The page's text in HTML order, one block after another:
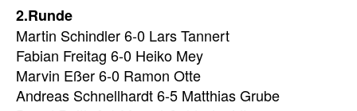
2.Runde
Martin Schindler 6-0 Lars Tannert
Fabian Freitag 6-0 Heiko Mey
Marvin Eßer 6-0 Ramon Otte
Andreas Schnellhardt 6-5 Matthias Grube